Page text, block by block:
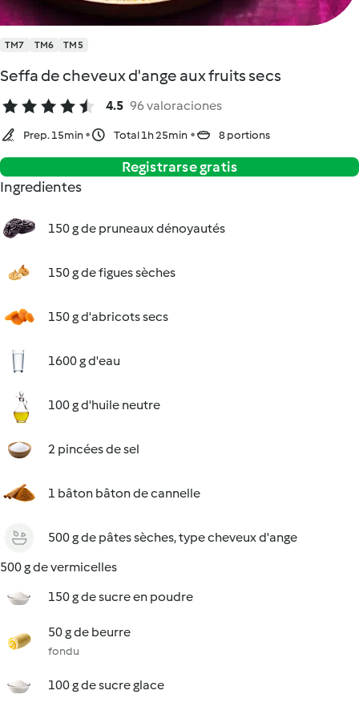
TM7 TM6 TM5
Seffa de cheveux d'ange aux fruits secs
4.5 96 valoraciones
Prep. 15min Total 1h 25min 8 portions
Registrarse gratis
Ingredientes
150 g de pruneaux dénoyautés
150 g de figues sèches
150 g d'abricots secs
1600 g d'eau
100 g d'huile neutre
2 pincées de sel
1 bâton bâton de cannelle
500 g de pâtes sèches, type cheveux d'ange
500 g de vermicelles
150 g de sucre en poudre
50 g de beurre
fondu
100 g de sucre glace